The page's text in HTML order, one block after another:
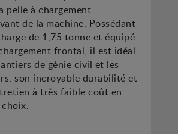
pelle à chargement
de la machine. Possédant
de 1,75 tonne et équipé
frontal, il est idéal
de génie civil et les
son incroyable durabilité et
à très faible coût en